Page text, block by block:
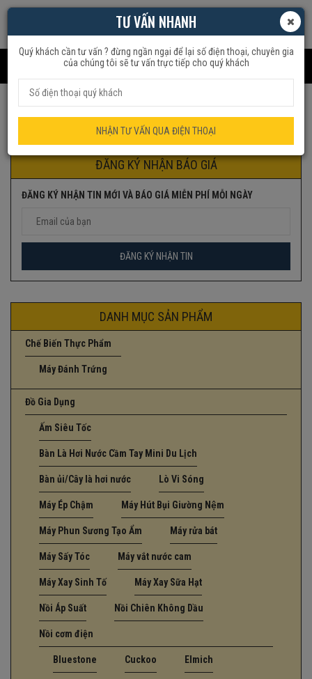
ĐĂNG KÝ NHẬN BÁO GIÁ
ĐĂNG KÝ NHẬN TIN MỚI VÀ BÁO GIÁ MIỄN PHÍ MỖI NGÀY
DANH MỤC SẢN PHẨM
Chế Biến Thực Phẩm
Máy Đánh Trứng
Đồ Gia Dụng
Ấm Siêu Tốc
Bàn Là Hơi Nước Cầm Tay Mini Du Lịch
Bàn ủi/Cây là hơi nước Lò Vi Sóng
Máy Ép Chậm Máy Hút Bụi Giường Nệm
Máy Phun Sương Tạo Ẩm Máy rửa bát
Máy Sấy Tóc Máy vắt nước cam
Máy Xay Sinh Tố Máy Xay Sữa Hạt
Nồi Áp Suất Nồi Chiên Không Dầu
Nồi cơm điện
Bluestone Cuckoo Elmich
TƯ VẤN NHANH
Quý khách cần tư vấn ? đừng ngần ngại để lại số điện thoại, chuyên gia
của chúng tôi sẽ tư vấn trực tiếp cho quý khách
NHẬN TƯ VẤN QUA ĐIỆN THOẠI